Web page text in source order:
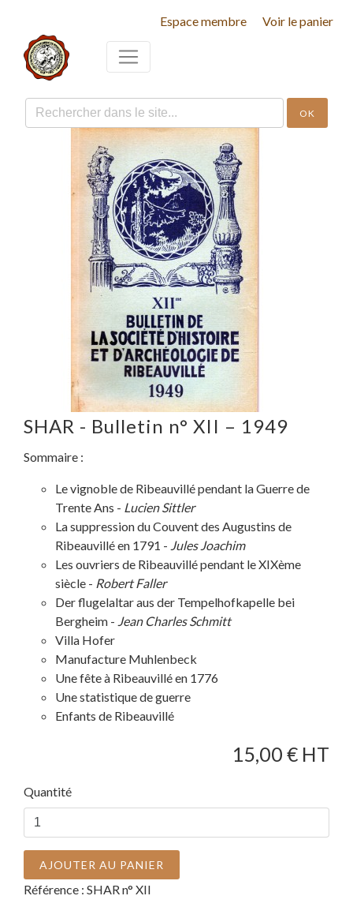
Espace membre Voir le panier
OK
SHAR - Bulletin n° XII – 1949
Sommaire :
Le vignoble de Ribeauvillé pendant la Guerre de
Trente Ans - Lucien Sittler
La suppression du Couvent des Augustins de
Ribeauvillé en 1791 - Jules Joachim
Les ouvriers de Ribeauvillé pendant le XIXème
siècle - Robert Faller
Der flugelaltar aus der Tempelhofkapelle bei
Bergheim - Jean Charles Schmitt
Villa Hofer
Manufacture Muhlenbeck
Une fête à Ribeauvillé en 1776
Une statistique de guerre
Enfants de Ribeauvillé
15,00 € HT
Quantité
AJOUTER AU PANIER
Référence : SHAR n° XII